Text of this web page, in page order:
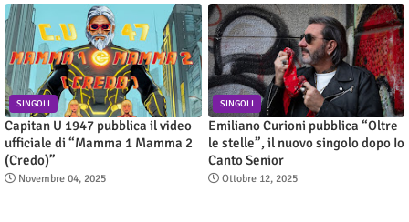
SINGOLI
Capitan U 1947 pubblica il video
ufficiale di “Mamma 1 Mamma 2
(Credo)”
Novembre 04, 2025
SINGOLI
Emiliano Curioni pubblica “Oltre
le stelle”, il nuovo singolo dopo Io
Canto Senior
Ottobre 12, 2025